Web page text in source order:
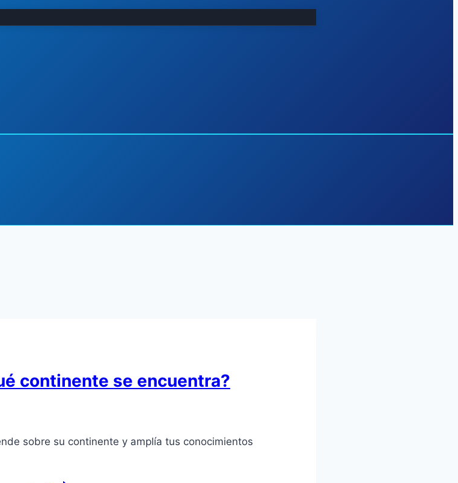
continente se encuentra?
sobre su continente y amplía tus conocimientos